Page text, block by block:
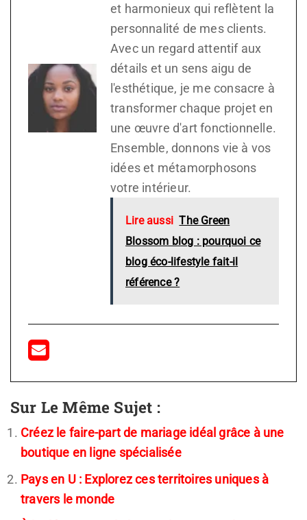
et harmonieux qui reflètent la
personnalité de mes clients.
Avec un regard attentif aux
détails et un sens aigu de
l'esthétique, je me consacre à
transformer chaque projet en
une œuvre d'art fonctionnelle.
Ensemble, donnons vie à vos
idées et métamorphosons
votre intérieur.
Lire aussi The Green
Blossom blog : pourquoi ce
blog éco-lifestyle fait-il
référence ?
Sur Le Même Sujet :
Créez le faire-part de mariage idéal grâce à une
boutique en ligne spécialisée
Pays en U : Explorez ces territoires uniques à
travers le monde